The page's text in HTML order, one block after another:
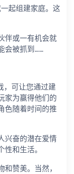
起组建家庭。这
伴或一有机会就
会被抓到……
，可让您通过建
家为赢得他们的
色随着时间的推
兴奋的潜在爱情
和生活。
赞美。当然，